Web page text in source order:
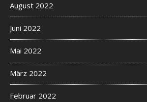
August 2022
Juni 2022
Mai 2022
März 2022
Februar 2022